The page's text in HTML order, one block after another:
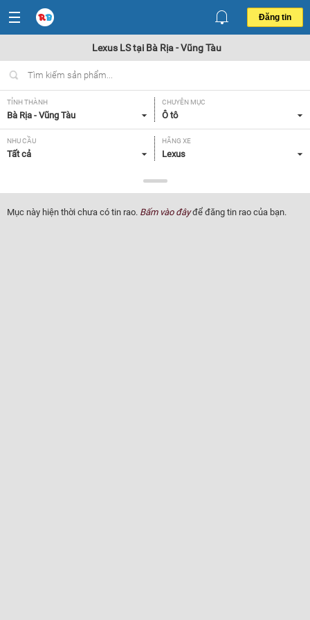
Đăng tin
Lexus LS tại Bà Rịa - Vũng Tàu
TỈNH THÀNH
Bà Rịa - Vũng Tàu
CHUYÊN MỤC
Ô tô
NHU CẦU
Tất cả
HÃNG XE
Lexus
LS
NĂM SẢN XUẤT
Tất cả
GIÁ XE XUẤT XỨ
Mục này hiện thời chưa có tin rao. Bấm vào đâyđể đăng tin rao của bạn.